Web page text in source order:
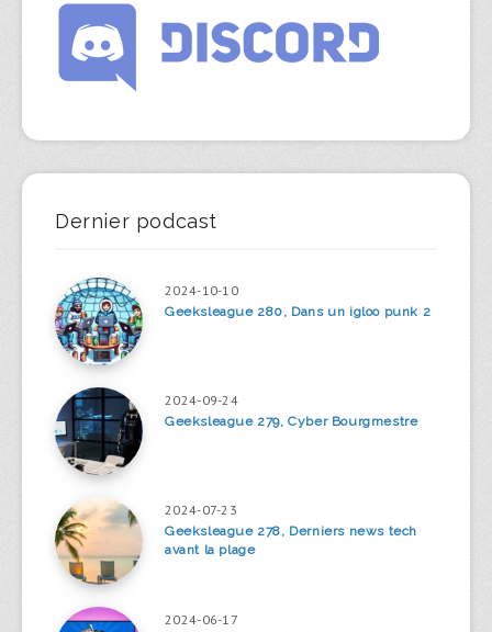
Dernier podcast
2024-10-10
Geeksleague 280, Dans un igloo punk 2
2024-09-24
Geeksleague 279, Cyber Bourgmestre
2024-07-23
Geeksleague 278, Derniers news tech
avant la plage
2024-06-17